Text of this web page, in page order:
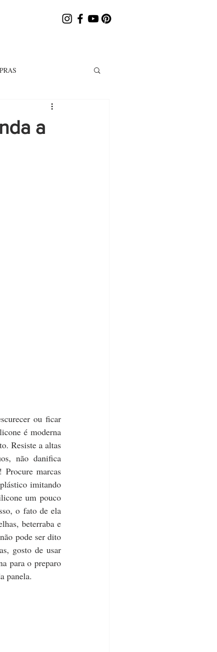
a
ou ficar
é moderna
Resiste a altas
não danifica
marcas
imitando
um pouco
o fato de ela
beterraba e
pode ser dito
gosto de usar
para o preparo
panela.